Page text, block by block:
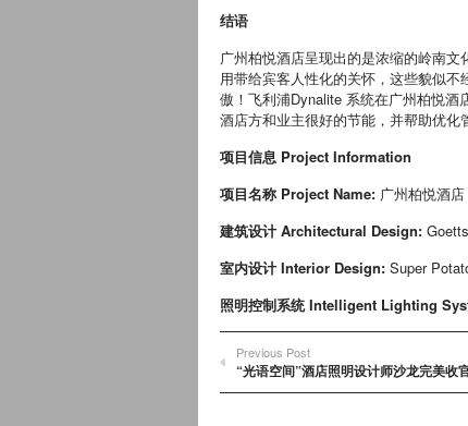
结语
广州柏悦酒店呈现出的是浓缩的岭南
用带给宾客人性化的关怀，这些貌似
傲！飞利浦Dynalite 系统在广州柏悦酒
酒店方和业主很好的节能，并帮助优化
项目信息 Project Information
项目名称 Project Name: 广州柏悦酒
建筑设计Architectural Design:
室内设计Interior Design: Super
照明控制系统Intelligent Lighting
Previous Post
“光语空间”酒店照明设计师沙龙完美收